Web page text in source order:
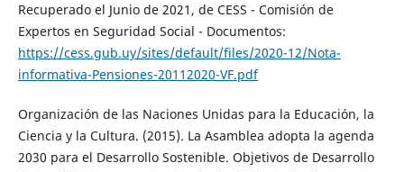
Recuperado el Junio de 2021, de CESS - Comisión de
Expertos en Seguridad Social - Documentos:
https://cess.gub.uy/sites/default/files/2020-12/Nota-
informativa-Pensiones-20112020-VF.pdf
Organización de las Naciones Unidas para la Educación, la
Ciencia y la Cultura. (2015). La Asamblea adopta la agenda
2030 para el Desarrollo Sostenible. Objetivos de Desarrollo